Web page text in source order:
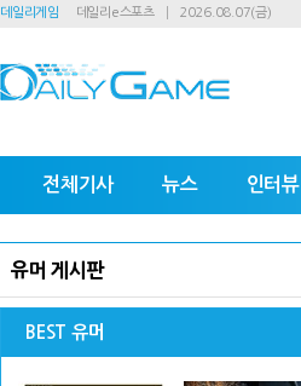
데일리게임 데일리e스포츠 2026.08.07(금)
전체기사 뉴스 인터뷰
유머 게시판
BEST 유머